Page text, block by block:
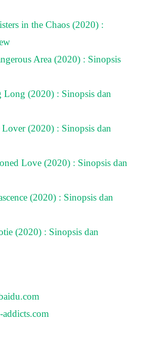
in the Chaos (2020) :
Area (2020) : Sinopsis
Long (2020) : Sinopsis dan
(2020) : Sinopsis dan
Love (2020) : Sinopsis dan
(2020) : Sinopsis dan
(2020) : Sinopsis dan